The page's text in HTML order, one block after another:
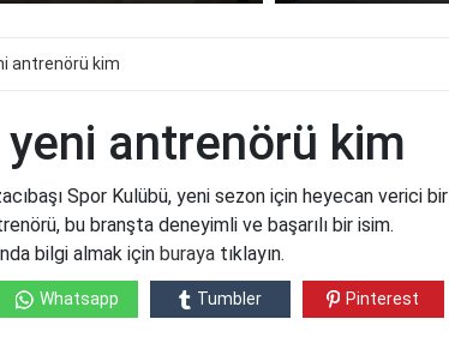
antrenörü kim
yeni antrenörü kim
Spor Kulübü, yeni sezon için heyecan verici bir
bu branşta deneyimli ve başarılı bir isim.
bilgi almak için buraya tıklayın.
Whatsapp Tumbler Pinterest